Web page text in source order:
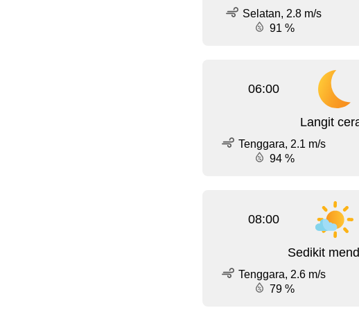
Selatan, 2.8 m/s
91 %
06:00
Langit
Tenggara, 2.1 m/s
94 %
08:00
Sedikit
Tenggara, 2.6 m/s
79 %